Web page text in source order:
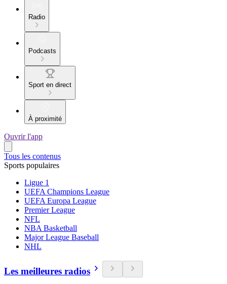
Radio
Podcasts
Sport en direct
À proximité
Ouvrir l'app
Tous les contenus
Sports populaires
Ligue 1
UEFA Champions League
UEFA Europa League
Premier League
NFL
NBA Basketball
Major League Baseball
NHL
Les meilleures radios